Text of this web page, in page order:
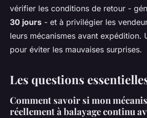
vérifier les conditions de retour -
30 jours - et à privilégier les
leurs mécanismes avant expédition.
pour éviter les mauvaises surprises.
Les questions
Comment savoir si mon
réellement à balayage continu